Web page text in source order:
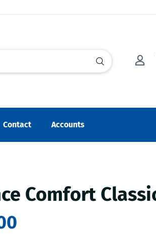
Contact Accounts
Comfort